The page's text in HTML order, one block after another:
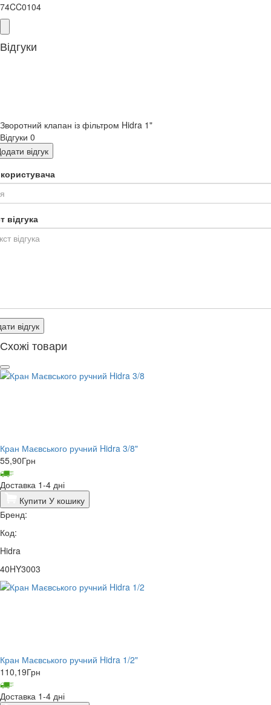
74CC0104
Відгуки
Зворотний клапан із фільтром Hidra 1"
Відгуки 0
відгук
відгука
відгук
Схожі товари
Кран Маєвського ручний Hidra 3/8"
55,90Грн
Доставка 1-4 дні
Купити У кошику
Бренд:
Код:
Hidra
40HY3003
Кран Маєвського ручний Hidra 1/2"
110,19Грн
Доставка 1-4 дні